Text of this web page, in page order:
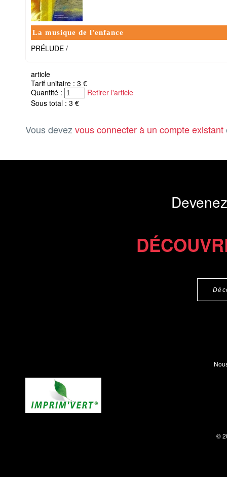
La musique de l'enfance
PRÉLUDE /
article
Tarif unitaire : 3 €
Quantité :
Retirer l'article
Sous total : 3 €
Vous devez vous connecter à un compte existant
©